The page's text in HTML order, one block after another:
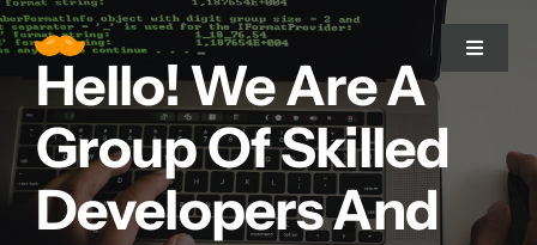
Zum
Inhalt
springen
Toggle
Home
Über uns
Hello! We Are A
Group Of Skilled
Developers And